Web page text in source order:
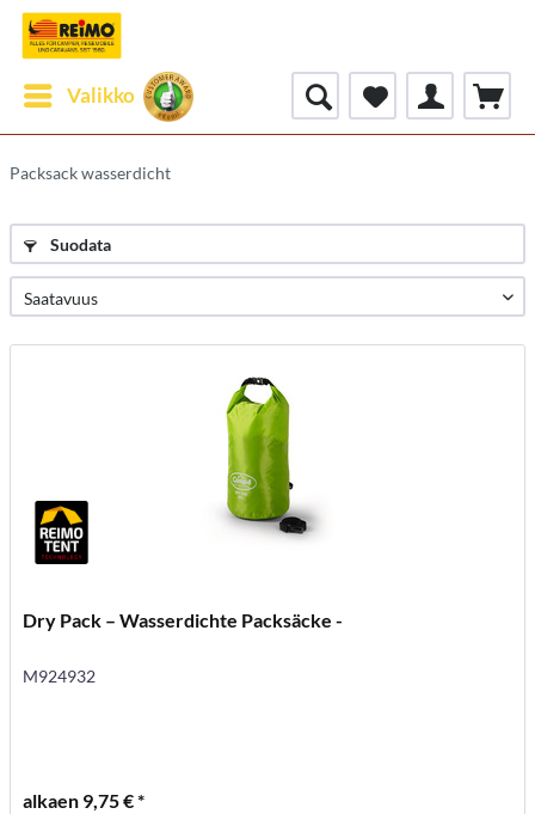
Valikko
Packsack wasserdicht
Suodata
Dry Pack – Wasserdichte Packsäcke -
M924932
alkaen 9,75 € *